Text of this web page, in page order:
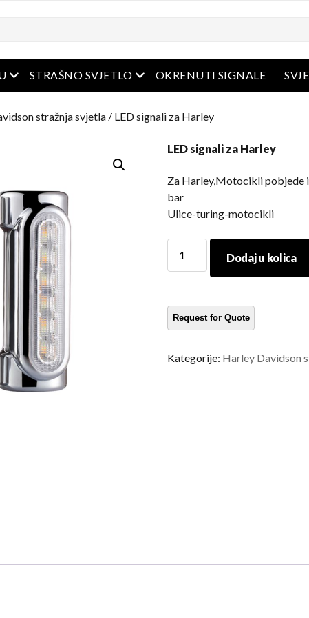
Otvoreni izbornik
STRAŠNO SVJETLO Otvoreni izbornik
OKRENUTI SIGNALE
stražnja svjetla / LED signali za Harley
LED signali za Harley
Za Harley,Motocikli pobjede
bar
Ulice-turing-motocikli
signali
količina
Dodaj u kolica
Kategorije: Harley Davidson